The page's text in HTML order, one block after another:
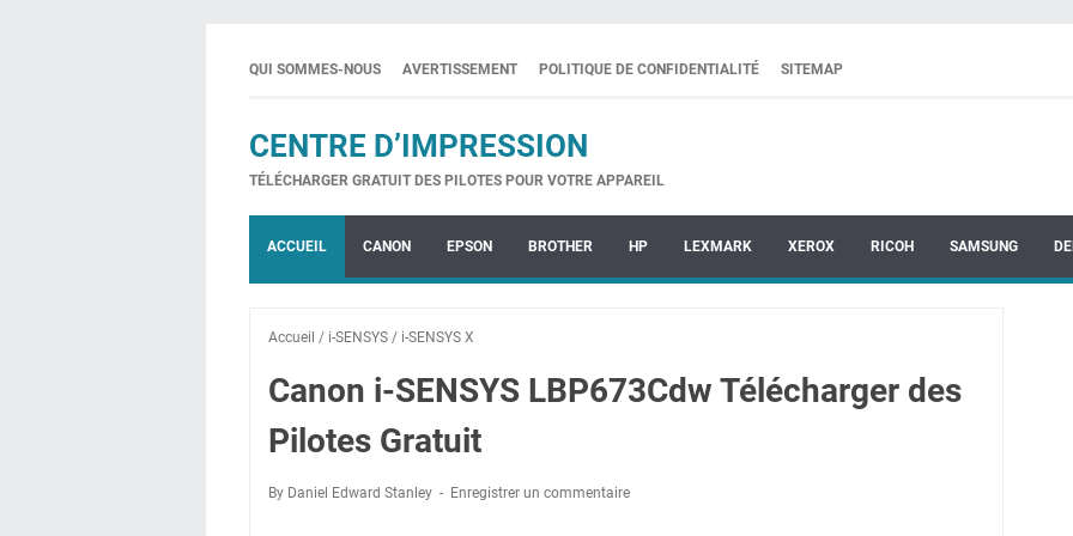
QUI SOMMES-NOUS AVERTISSEMENT POLITIQUE DE CONFIDENTIALITÉ SITEMAP
CENTRE D’IMPRESSION
TÉLÉCHARGER GRATUIT DES PILOTES POUR VOTRE APPAREIL
ACCUEIL CANON EPSON BROTHER HP LEXMARK XEROX RICOH SAMSUNG
Accueil / i-SENSYS / i-SENSYS X
Canon i-SENSYS LBP673Cdw Télécharger des
Pilotes Gratuit
By Daniel Edward Stanley Enregistrer un commentaire